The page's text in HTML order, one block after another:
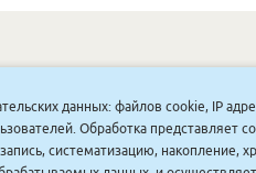
ЮРИДИЧЕСКАЙ
данных: файлов cookie, IP
Обработка представляет
систематизацию, накопление,